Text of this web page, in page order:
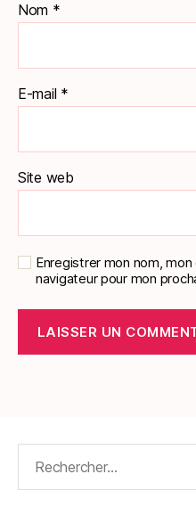
Nom *
E-mail *
Site web
Enregistrer mon nom,
navigateur pour mon